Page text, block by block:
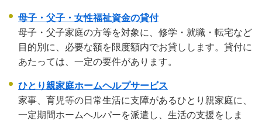
母子・父子・女性福祉資金の貸付
母子・父子家庭の方等を対象に、修学・就職・転宅など
目的別に、必要な額を限度額内でお貸しします。貸付に
あたっては、一定の要件があります。
ひとり親家庭ホームヘルプサービス
家事、育児等の日常生活に支障があるひとり親家庭に、
一定期間ホームヘルパーを派遣し、生活の支援をしま